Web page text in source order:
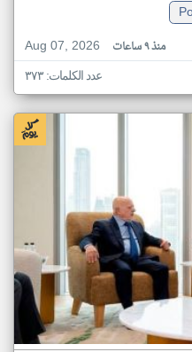
Aug 07, 2026
منذ ٩ ساعات
عدد الكلمات: ٣٧٣